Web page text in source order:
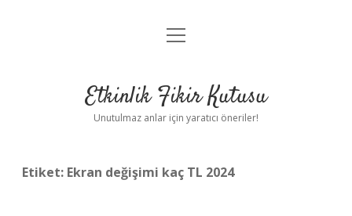
Anasayfa
Yasal Uyarı
menüyü
Etkinlik Fikir Kutusu
Unutulmaz anlar için yaratıcı öneriler!
Etiket: Ekran değişimi kaç TL 2024